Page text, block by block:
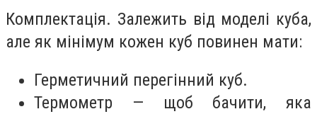
Комплектація. Залежить від моделі куба,
але як мінімум кожен куб повинен мати:
Герметичний перегінний куб.
Термометр — щоб бачити, яка